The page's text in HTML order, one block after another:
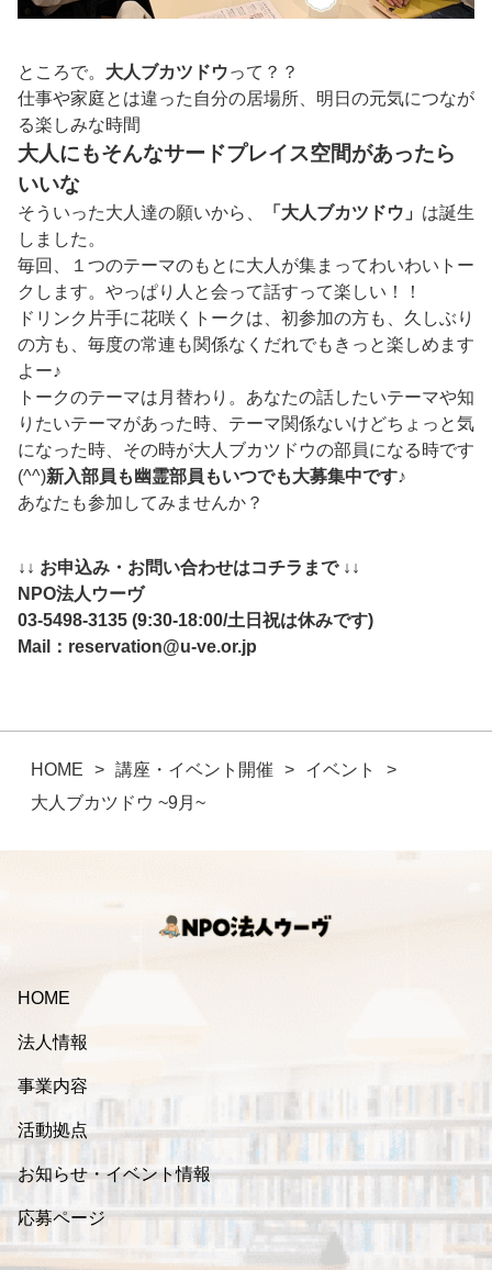
ところで。 大人ブカツドウって？？
仕事や家庭とは違った自分の居場所、明日の元気につなが
る楽しみな時間
大人にもそんなサードプレイス空間があったら
いいな
そういった大人達の願いから、 「大人ブカツドウ」 は誕生
しました。
毎回、１つのテーマのもとに大人が集まってわいわいトー
クします。やっぱり人と会って話すって楽しい！！
ドリンク片手に花咲くトークは、初参加の方も、久しぶり
の方も、毎度の常連も関係なくだれでもきっと楽しめます
よー♪
トークのテーマは月替わり。あなたの話したいテーマや知
りたいテーマがあった時、テーマ関係ないけどちょっと気
になった時、その時が大人ブカツドウの部員になる時です
(^^)新入部員も幽霊部員もいつでも大募集中です♪
あなたも参加してみませんか？
↓↓ お申込み・お問い合わせはコチラまで ↓↓
NPO法人ウーヴ
03-5498-3135 (9:30-18:00/土日祝は休みです)
Mail： reservation@u-ve.or.jp
HOME 講座・イベント開催
イベント
大人ブカツドウ ~9月~
HOME
法人情報
事業内容
活動拠点
お知らせ・イベント情報
応募ページ